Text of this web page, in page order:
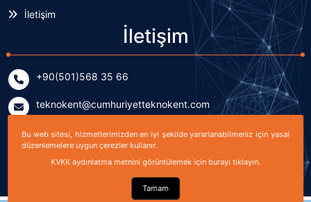
İletişim
İletişim
+90(501)568 35 66
teknokent@cumhuriyetteknokent.com
Yenişehir Mahallesi Kardeşler Caddesi No: 7/2 (B Blok)
Sivas, TÜRKİYE
Bu web sitesi, hizmetlerimizden en iyi şekilde yararlanabilmeniz için yasal
düzenlemelere uygun çerezler kullanır.
KVKK aydınlatma metnini görüntülemek için burayı tıklayın.
Tamam